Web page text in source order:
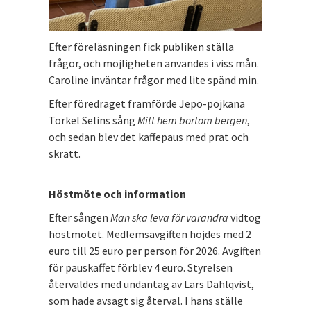
Efter föreläsningen fick publiken ställa
frågor, och möjligheten användes i viss mån.
Caroline inväntar frågor med lite spänd min.
Efter föredraget framförde Jepo-pojkana
Torkel Selins sång Mitt hem bortom bergen,
och sedan blev det kaffepaus med prat och
skratt.
Höstmöte och information
Efter sången Man ska leva för varandra vidtog
höstmötet. Medlemsavgiften höjdes med 2
euro till 25 euro per person för 2026. Avgiften
för pauskaffet förblev 4 euro. Styrelsen
återvaldes med undantag av Lars Dahlqvist,
som hade avsagt sig återval. I hans ställe